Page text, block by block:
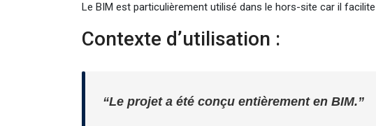
Le BIM est particulièrement utilisé dans le hors-site car il
Contexte d’utilisation :
“Le projet a été conçu entièrement en BIM.”